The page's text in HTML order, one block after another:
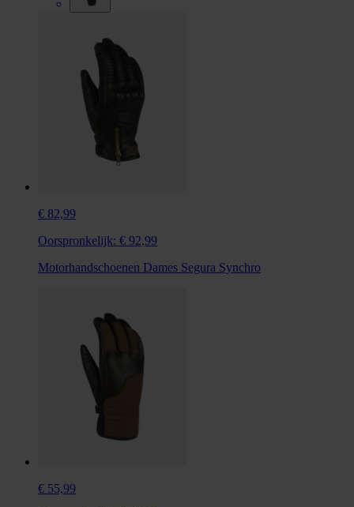
€ 82,99
Oorspronkelijk: € 92,99
Motorhandschoenen Dames Segura Synchro
€ 55,99